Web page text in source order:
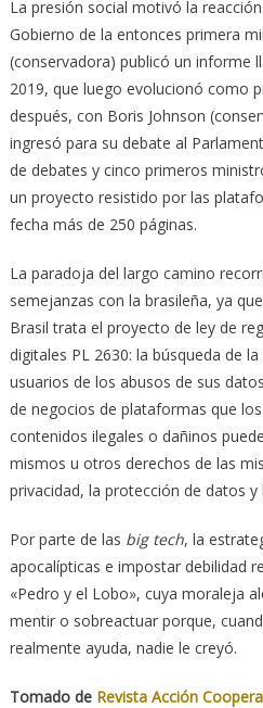
La presión social motivó la
Gobierno de la entonces primera
(conservadora) publicó un informe
2019, que luego evolucionó como
después, con Boris Johnson
ingresó para su debate al
de debates y cinco primeros
un proyecto resistido por las
fecha más de 250 páginas.
La paradoja del largo camino
semejanzas con la brasileña, ya
Brasil trata el proyecto de ley de
digitales PL 2630: la búsqueda de
usuarios de los abusos de sus
de negocios de plataformas que
contenidos ilegales o dañinos
mismos u otros derechos de las
privacidad, la protección de datos y
Por parte de las big tech, la
apocalípticas e impostar debilidad
«Pedro y el Lobo», cuya moraleja
mentir o sobreactuar porque,
realmente ayuda, nadie le creyó.
Tomado de Revista Acción